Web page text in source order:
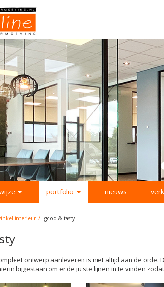
portfolio nieuws
interieur good & tasty
ontwerp aanleveren is niet altijd aan de
bijgestaan om er de juiste lijnen in te vinden